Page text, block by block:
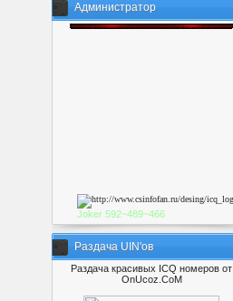
Администратор
Joker 592~489~466
Раздача UIN'ов
Раздача красивых ICQ номеров от
OnUcoz.CoM